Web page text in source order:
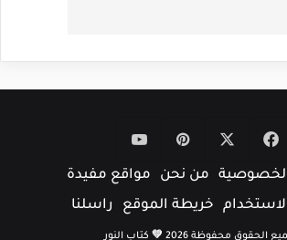
فيسبوك بينتيريست‫YouTube
من نحن
مواقع مفيدة
خريطة الموقع راسلنا
محفوظة 2026 💚 كتاب النور